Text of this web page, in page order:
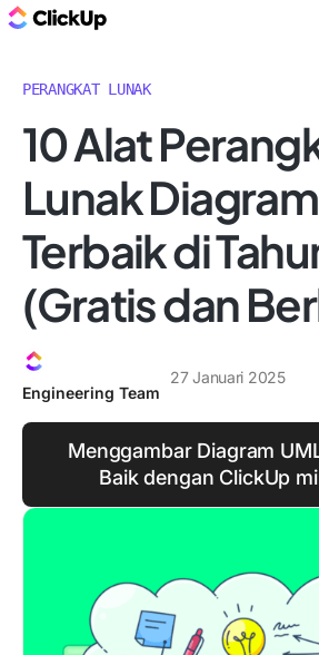
PERANGKAT LUNAK
10 Alat
Lunak
Terbaik di
(Gratis dan
Engineering Team
27 Januari 2025
Menggambar Diagram
Baik dengan ClickUp